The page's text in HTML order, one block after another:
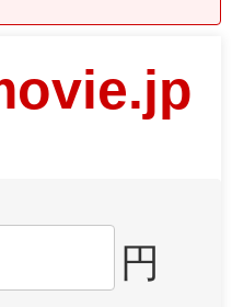
円